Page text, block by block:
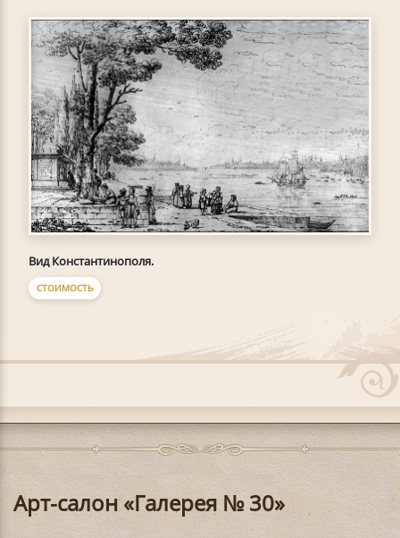
Вид Константинополя.
СТОИМОСТЬ
Арт-салон «Галерея № 30»